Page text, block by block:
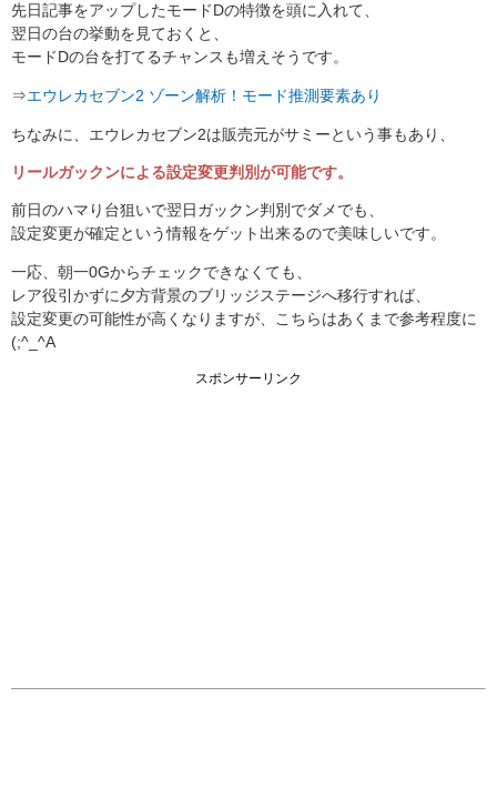
先日記事をアップしたモードDの特徴を頭に入れて、
翌日の台の挙動を見ておくと、
モードDの台を打てるチャンスも増えそうです。
⇒エウレカセブン2 ゾーン解析！モード推測要素あり
ちなみに、エウレカセブン2は販売元がサミーという事もあり、
リールガックンによる設定変更判別が可能です。
前日のハマり台狙いで翌日ガックン判別でダメでも、
設定変更が確定という情報をゲット出来るので美味しいです。
一応、朝一0Gからチェックできなくても、
レア役引かずに夕方背景のブリッジステージへ移行すれば、
設定変更の可能性が高くなりますが、こちらはあくまで参考程度に
(;^_^A
スポンサーリンク